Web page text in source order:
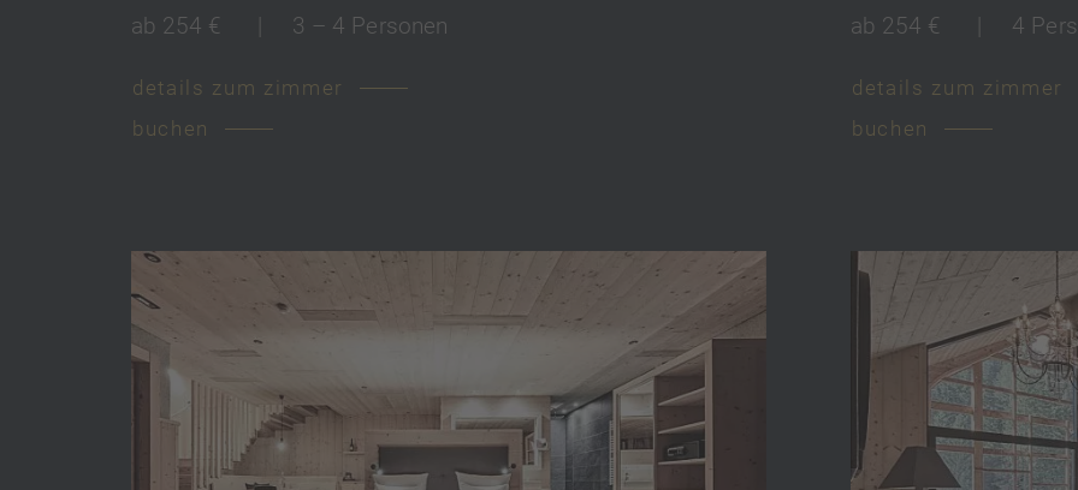
ab 254 € 3 – 4 Personen
details zum zimmer
buchen
ab 254 € 4
details zum zimmer
buchen